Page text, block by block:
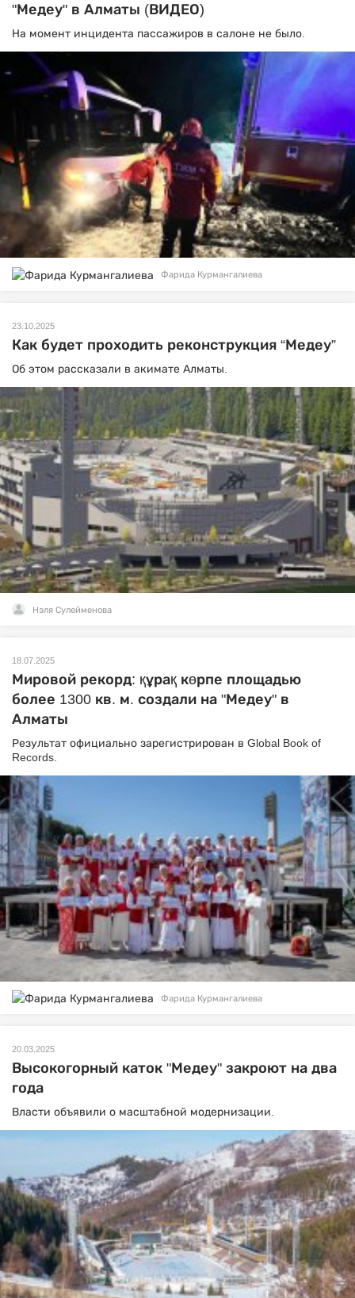
"Медеу" в Алматы (ВИДЕО)
На момент инцидента пассажиров в салоне не было.
Фарида Курмангалиева
23.10.2025
Как будет проходить реконструкция “Медеу”
Об этом рассказали в акимате Алматы.
Нэля Сулейменова
18.07.2025
Мировой рекорд: құрақ көрпе площадью
более 1300 кв. м. создали на "Медеу" в
Алматы
Результат официально зарегистрирован в Global Book of
Records.
Фарида Курмангалиева
20.03.2025
Высокогорный каток "Медеу" закроют на два
года
Власти объявили о масштабной модернизации.